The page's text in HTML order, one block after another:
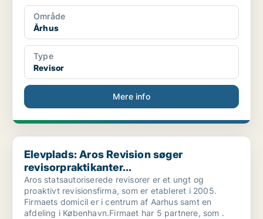
Område
Århus
Type
Revisor
Mere info
Elevplads: Aros Revision søger revisorpraktikanter...
Elevplads: Aros Revision søger
revisorpraktikanter...
Aros statsautoriserede revisorer er et ungt og
proaktivt revisionsfirma, som er etableret i 2005.
Firmaets domicil er i centrum af Aarhus samt en
afdeling i København.Firmaet har 5 partnere, som .